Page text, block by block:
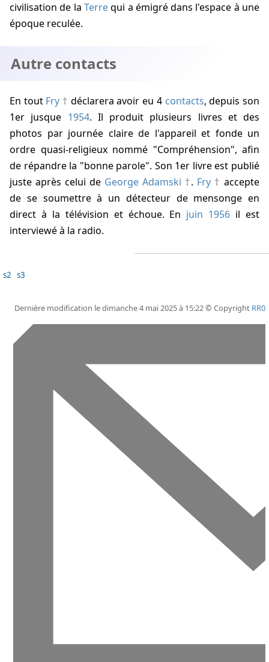
civilisation de la Terrequi a émigré dans l'espace à une
époque reculée.
Autre contacts
En tout Fry déclarera avoir eu 4 contacts, depuis son
1er jusque 1954. Il produit plusieurs livres et des
photos par journée claire de l'appareil et fonde un
ordre quasi-religieux nommé "Compréhension", afin
de répandre la "bonne parole". Son 1er livre est publié
juste après celui de George Adamski . Fry
accepte
de se soumettre à un détecteur de mensonge en
direct à la télévision et échoue. En juin 1956 il est
interviewé à la radio.
s2 s3
Dernière modification le dimanche 4 mai 2025 à 15:22 © Copyright RR0